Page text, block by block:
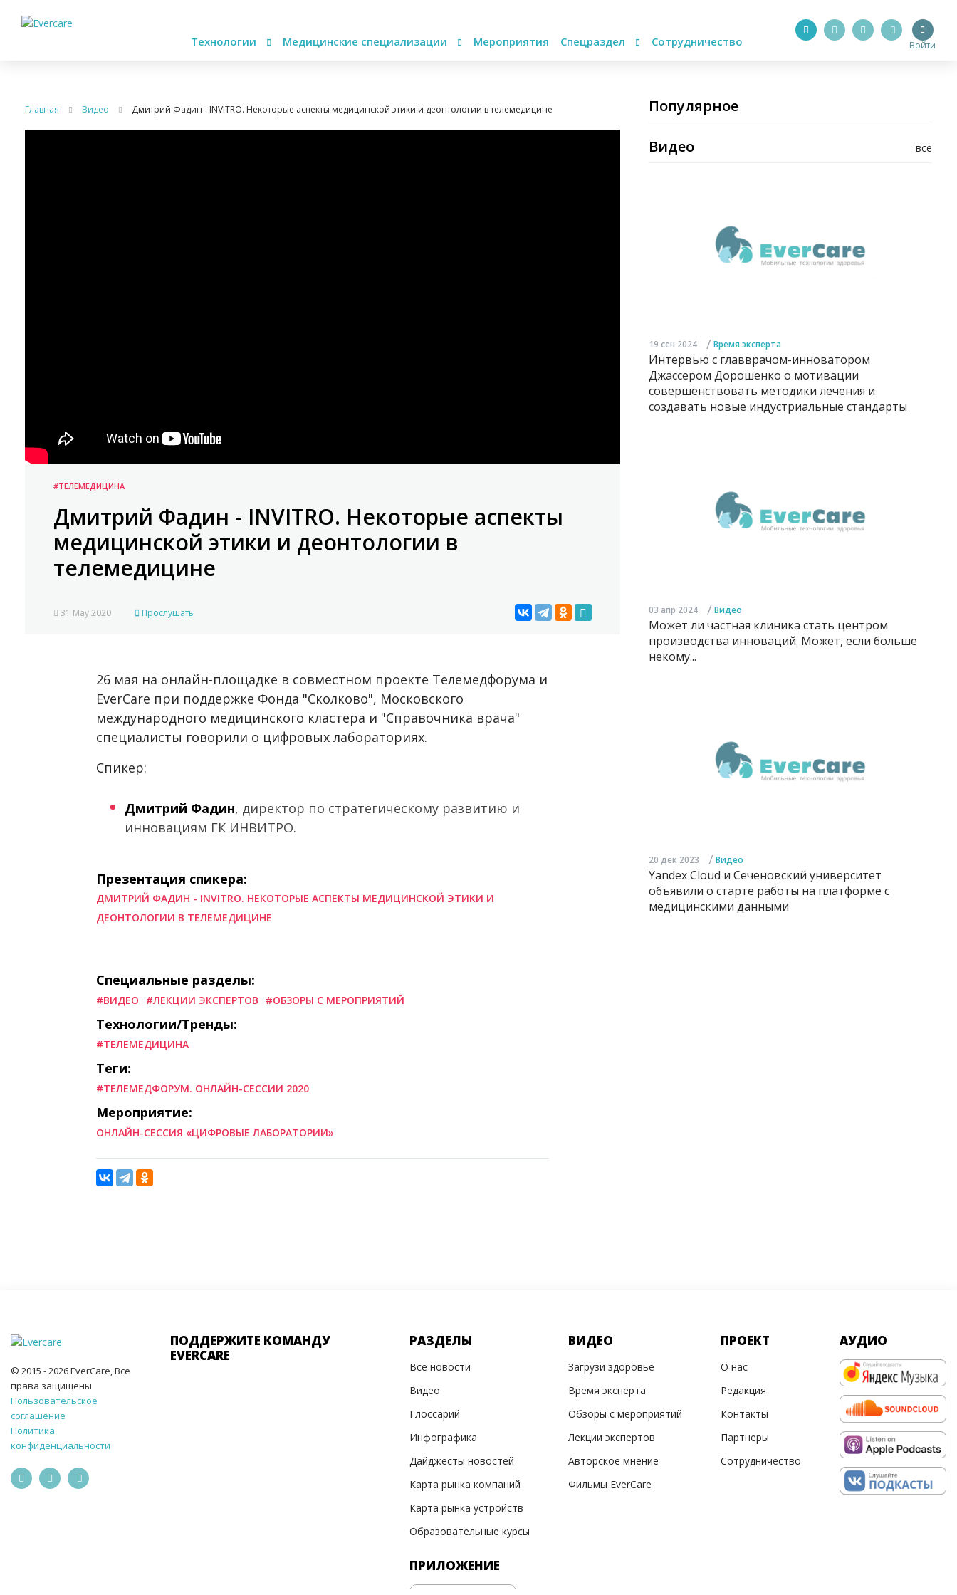
Технологии Медицинские специализации Мероприятия Спецраздел Сотрудничество Войти
Главная Видео Дмитрий Фадин - INVITRO. Некоторые аспекты медицинской этики и деонтологии в телемедицине
#ТЕЛЕМЕДИЦИНА
Дмитрий Фадин - INVITRO. Некоторые аспекты
медицинской этики и деонтологии в
телемедицине
31 May 2020 Прослушать
26 мая на онлайн-площадке в совместном проекте Телемедфорума и
EverCare при поддержке Фонда "Сколково", Московского
международного медицинского кластера и "Справочника врача"
специалисты говорили о цифровых лабораториях.
Спикер:
Дмитрий Фадин, директор по стратегическому развитию и
инновациям ГК ИНВИТРО.
Презентация спикера:
ДМИТРИЙ ФАДИН - INVITRO. НЕКОТОРЫЕ АСПЕКТЫ МЕДИЦИНСКОЙ ЭТИКИ И
ДЕОНТОЛОГИИ В ТЕЛЕМЕДИЦИНЕ
Специальные разделы:
#ВИДЕО #ЛЕКЦИИ ЭКСПЕРТОВ #ОБЗОРЫ С МЕРОПРИЯТИЙ
Технологии/Тренды:
#ТЕЛЕМЕДИЦИНА
Теги:
#ТЕЛЕМЕДФОРУМ. ОНЛАЙН-СЕССИИ 2020
Мероприятие:
ОНЛАЙН-СЕССИЯ «ЦИФРОВЫЕ ЛАБОРАТОРИИ»
Популярное
все
Видео
19 сен 2024 / Время эксперта
Интервью с главврачом-инноватором
Джассером Дорошенко о мотивации
совершенствовать методики лечения и
создавать новые индустриальные стандарты
03 апр 2024 / Видео
Может ли частная клиника стать центром
производства инноваций. Может, если больше
некому...
20 дек 2023 / Видео
Yandex Cloud и Сеченовский университет
объявили о старте работы на платформе с
медицинскими данными
© 2015 - 2026 EverCare, Все
права защищены
Пользовательское
соглашение
Политика
конфиденциальности
ПОДДЕРЖИТЕ КОМАНДУ
EVERCARE
РАЗДЕЛЫ
Все новости
Видео
Глоссарий
Инфографика
Дайджесты новостей
Карта рынка компаний
Карта рынка устройств
Образовательные курсы
ПРИЛОЖЕНИЕ
ВИДЕО
Загрузи здоровье
Время эксперта
Обзоры с мероприятий
Лекции экспертов
Авторское мнение
Фильмы EverCare
ПРОЕКТ
О нас
Редакция
Контакты
Партнеры
Сотрудничество
АУДИО